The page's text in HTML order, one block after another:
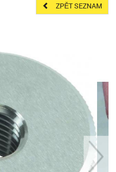
ZPĚT SEZNAM